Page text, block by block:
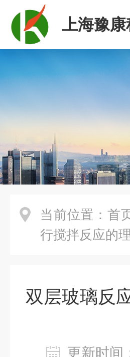
上海豫
司
当前位置： 首
行搅拌反应的
双层玻璃反
更新时